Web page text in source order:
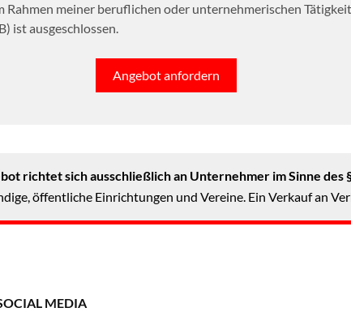
meiner beruflichen oder unternehmerischen
ist ausgeschlossen.
Angebot anfordern
richtet sich ausschließlich an Unternehmer im Sinne des
öffentliche Einrichtungen und Vereine. Ein Verkauf an
MEDIA